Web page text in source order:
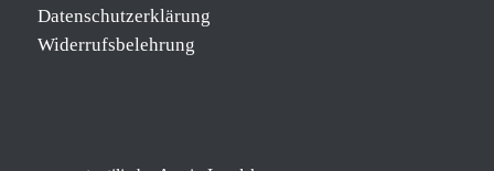
Datenschutzerklärung
Widerrufsbelehrung